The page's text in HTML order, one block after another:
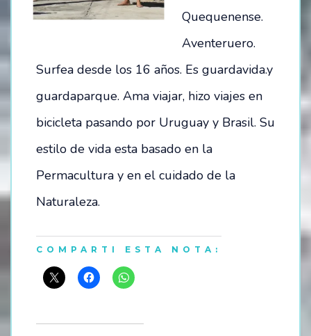
Quequenense.
Aventeruero.
Surfea desde los 16 años. Es guardavida.y
guardaparque. Ama viajar, hizo viajes en
bicicleta pasando por Uruguay y Brasil. Su
estilo de vida esta basado en la
Permacultura y en el cuidado de la
Naturaleza.
COMPARTI ESTA NOTA: